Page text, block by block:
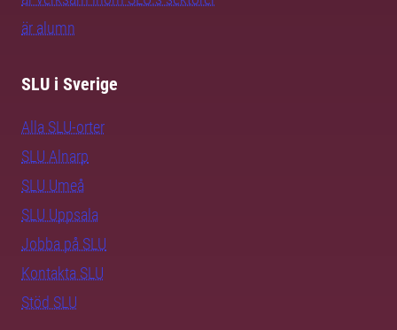
är alumn
SLU i Sverige
Alla SLU-orter
SLU Alnarp
SLU Umeå
SLU Uppsala
Jobba på SLU
Kontakta SLU
Stöd SLU